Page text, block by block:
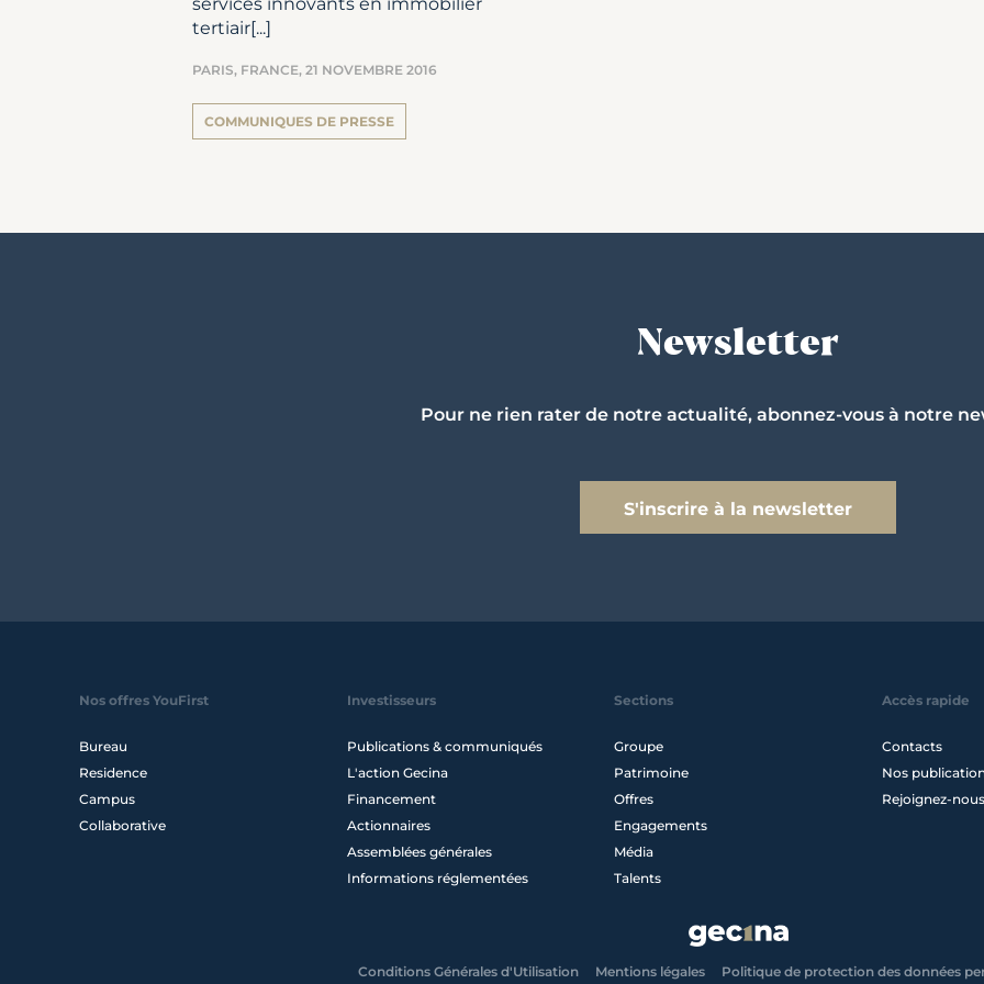
tertiair[...]
PARIS, FRANCE, 21 NOVEMBRE 2016
COMMUNIQUES DE PRESSE
Newsletter
Pour ne rien rater de notre actualité, abonnez-vous à notre
S'inscrire à la newsletter
Nos offres YouFirst
Bureau
Residence
Campus
Collaborative
Investisseurs
Publications & communiqués
L'action Gecina
Financement
Actionnaires
Assemblées générales
Informations réglementées
Sections
Groupe
Patrimoine
Offres
Engagements
Média
Talents
Accès rapide
Contacts
Nos
Rejoignez-nous
Conditions Générales d'Utilisation Mentions légales Politique de protection des données